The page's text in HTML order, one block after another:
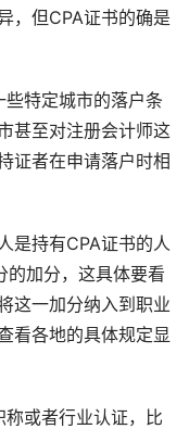
，但CPA证书的确是
特定城市的落户条
甚至对注册会计师这
证者在申请落户时相
是持有CPA证书的人
的加分，这具体要看
这一加分纳入到职业
看各地的具体规定显
或者行业认证，比